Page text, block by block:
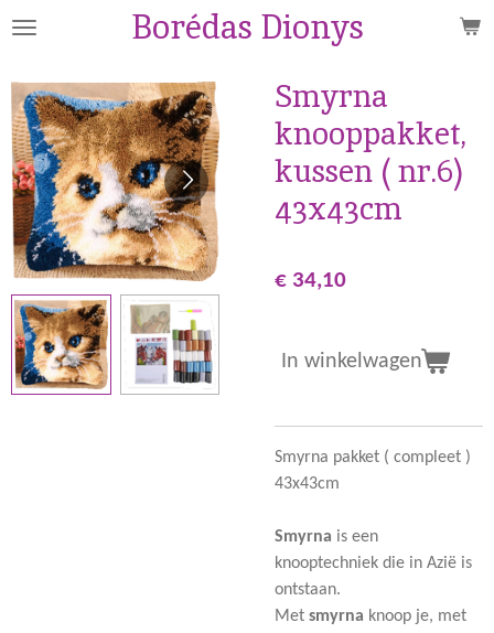
Ga
de
hoofdinhoud
Borédas Dionys
Smyrna
knooppakket,
kussen ( nr.6)
43x43cm
€ 34,10
In winkelwagen
Smyrna pakket ( compleet )
43x43cm
Smyrna is een
knooptechniek die in Azië is
ontstaan.
Met smyrna knoop je, met